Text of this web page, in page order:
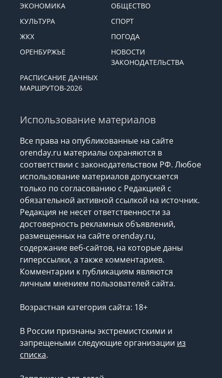
ЭКОНОМИКА
ОБЩЕСТВО
КУЛЬТУРА
СПОРТ
ЖКХ
ПОГОДА
ОРЕНБУРЖЬЕ
НОВОСТИ
ЗАКОНОДАТЕЛЬСТВА
РАСПИСАНИЕ ДАЧНЫХ
МАРШРУТОВ-2026
Использование материалов
Все права на опубликованные на сайте
orenday.ru материалы охраняются в
соответствии с законодательством РФ. Любое
использование материалов допускается
только по согласованию с Редакцией с
обязательной активной ссылкой на источник.
Редакция не несет ответственности за
достоверность рекламных объявлений,
размещенных на сайте orenday.ru,
содержание веб-сайтов, на которые даны
гиперссылки, а также комментариев.
Комментарии к публикациям являются
личным мнением пользователей сайта.
Возрастная категория сайта: 18+
В России признаны экстремистскими и
запрещеными следующие организации из
списка.